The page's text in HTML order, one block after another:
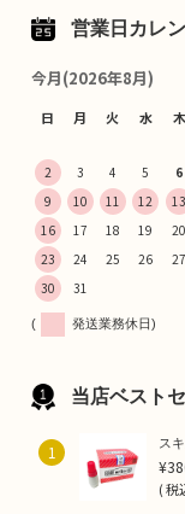
営業日カレ
今月(2026年8月)
日 月 火 水 木
2
3 4 5 6
9
10 11 12 13
16
17 18 19 20
23
24 25 26 27
30
31
( 発送業務休日)
当店ベスト
1 ス
(税